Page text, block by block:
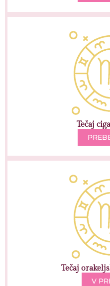
Tečaj
Tečaj
V